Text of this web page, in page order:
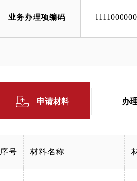
业务办理项编码
申请材料 办
序号 材料名称